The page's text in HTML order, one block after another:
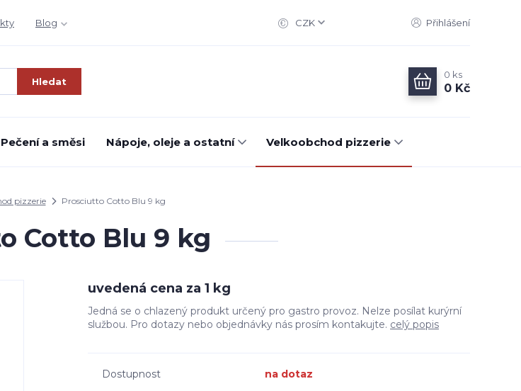
Blog CZK Přihlášení
Hledat
0 ks
0 Kč
Pečení a směsi Nápoje, oleje a ostatní Velkoobchod pizzerie
pizzerie Prosciutto Cotto Blu 9 kg
Cotto Blu 9 kg
uvedená cena za 1 kg
Jedná se o chlazený produkt určený pro gastro provoz. Nelze posílat kurýrní
službou. Pro dotazy nebo objednávky nás prosím kontakujte. celý popis
Dostupnost na dotaz